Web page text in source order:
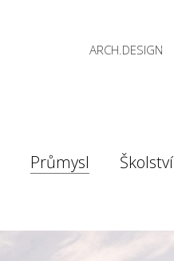
ARCH.DESIGN
Průmysl Školství